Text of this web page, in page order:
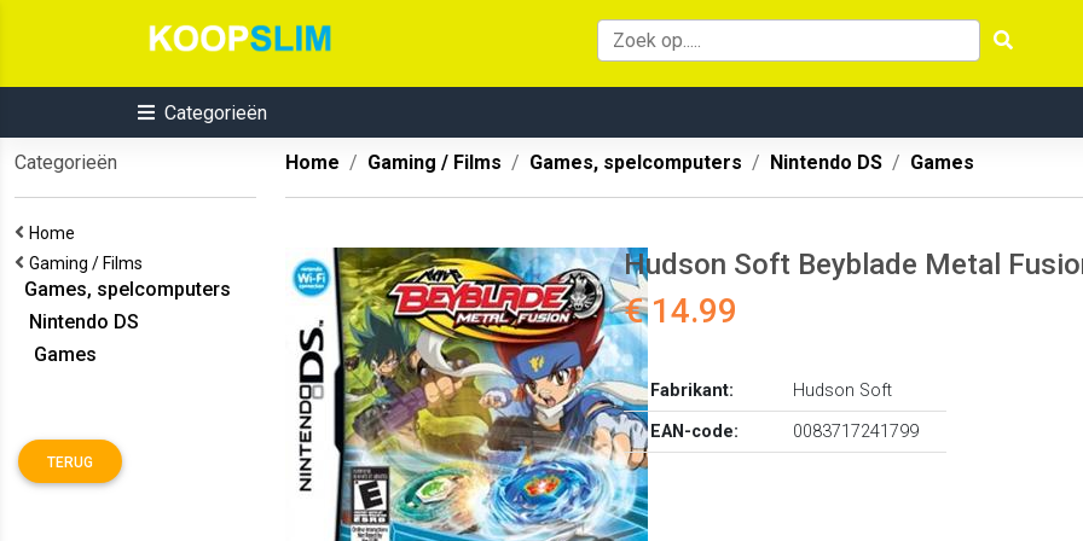
Categorieën
Categorieën
Home
Gaming / Films
Games, spelcomputers
Nintendo DS
Games
TERUG
Home Gaming / Films Games, spelcomputers Nintendo DS Games
Hudson Soft Beyblade Metal
€ 14.99
Fabrikant:
Hudson Soft
EAN-code:
0083717241799